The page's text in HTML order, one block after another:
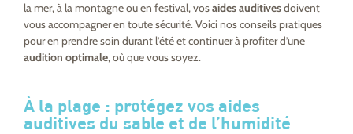
la mer, à la montagne ou en festival, vosaides auditivesdoivent
vous accompagner en toute sécurité. Voici nos conseils pratiques
pour en prendre soin durant l’été et continuer à profiter d’une
audition optimale, où que vous soyez.
À la plage : protégez vos aides
auditives du sable et de l’humidité